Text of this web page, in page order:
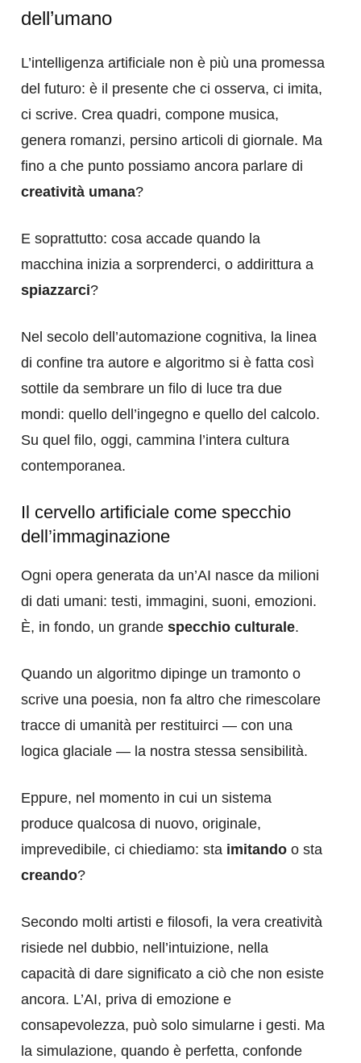
dell’umano
L’intelligenza artificiale non è più una promessa
del futuro: è il presente che ci osserva, ci imita,
ci scrive. Crea quadri, compone musica,
genera romanzi, persino articoli di giornale. Ma
fino a che punto possiamo ancora parlare di
creatività umana?
E soprattutto: cosa accade quando la
macchina inizia a sorprenderci, o addirittura a
spiazzarci?
Nel secolo dell’automazione cognitiva, la linea
di confine tra autore e algoritmo si è fatta così
sottile da sembrare un filo di luce tra due
mondi: quello dell’ingegno e quello del calcolo.
Su quel filo, oggi, cammina l’intera cultura
contemporanea.
Il cervello artificiale come specchio
dell’immaginazione
Ogni opera generata da un’AI nasce da milioni
di dati umani: testi, immagini, suoni, emozioni.
È, in fondo, un grande specchio culturale.
Quando un algoritmo dipinge un tramonto o
scrive una poesia, non fa altro che rimescolare
tracce di umanità per restituirci — con una
logica glaciale — la nostra stessa sensibilità.
Eppure, nel momento in cui un sistema
produce qualcosa di nuovo, originale,
imprevedibile, ci chiediamo: sta imitando o sta
creando?
Secondo molti artisti e filosofi, la vera creatività
risiede nel dubbio, nell’intuizione, nella
capacità di dare significato a ciò che non esiste
ancora. L’AI, priva di emozione e
consapevolezza, può solo simularne i gesti. Ma
la simulazione, quando è perfetta, confonde